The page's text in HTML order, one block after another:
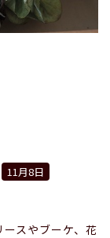
11月8日
スやブーケ、花